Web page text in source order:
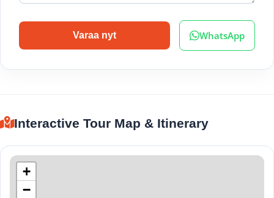
Varaa nyt WhatsApp
Interactive Tour Map & Itinerary
+
−